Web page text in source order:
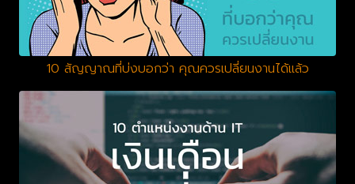
10 สัญญาณที่บ่งบอกว่า คุณควรเปลี่ยนงานได้แล้ว